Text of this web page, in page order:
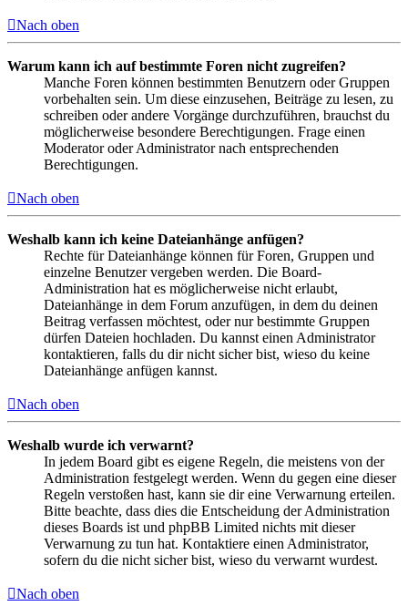
Nach oben
Warum kann ich auf bestimmte Foren nicht zugreifen?
Manche Foren können bestimmten Benutzern oder Gruppen
vorbehalten sein. Um diese einzusehen, Beiträge zu lesen, zu
schreiben oder andere Vorgänge durchzuführen, brauchst du
möglicherweise besondere Berechtigungen. Frage einen
Moderator oder Administrator nach entsprechenden
Berechtigungen.
Nach oben
Weshalb kann ich keine Dateianhänge anfügen?
Rechte für Dateianhänge können für Foren, Gruppen und
einzelne Benutzer vergeben werden. Die Board-
Administration hat es möglicherweise nicht erlaubt,
Dateianhänge in dem Forum anzufügen, in dem du deinen
Beitrag verfassen möchtest, oder nur bestimmte Gruppen
dürfen Dateien hochladen. Du kannst einen Administrator
kontaktieren, falls du dir nicht sicher bist, wieso du keine
Dateianhänge anfügen kannst.
Nach oben
Weshalb wurde ich verwarnt?
In jedem Board gibt es eigene Regeln, die meistens von der
Administration festgelegt werden. Wenn du gegen eine dieser
Regeln verstoßen hast, kann sie dir eine Verwarnung erteilen.
Bitte beachte, dass dies die Entscheidung der Administration
dieses Boards ist und phpBB Limited nichts mit dieser
Verwarnung zu tun hat. Kontaktiere einen Administrator,
sofern du die nicht sicher bist, wieso du verwarnt wurdest.
Nach oben